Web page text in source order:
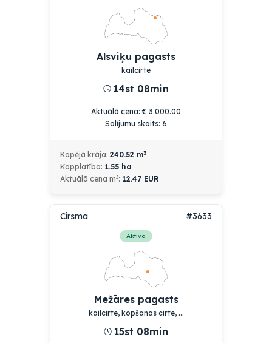
Alsviķu pagasts
kailcirte
14st 08min
Aktuālā cena:€ 3 000.00
Solījumu skaits: 6
Kopējā krāja: 240.52 m3
Kopplatība: 1.55 ha
Aktuālā cena m3: 12.47 EUR
Cirsma #3633
Aktīva
Mežāres pagasts
kailcirte, kopšanas cirte, ...
15st 08min